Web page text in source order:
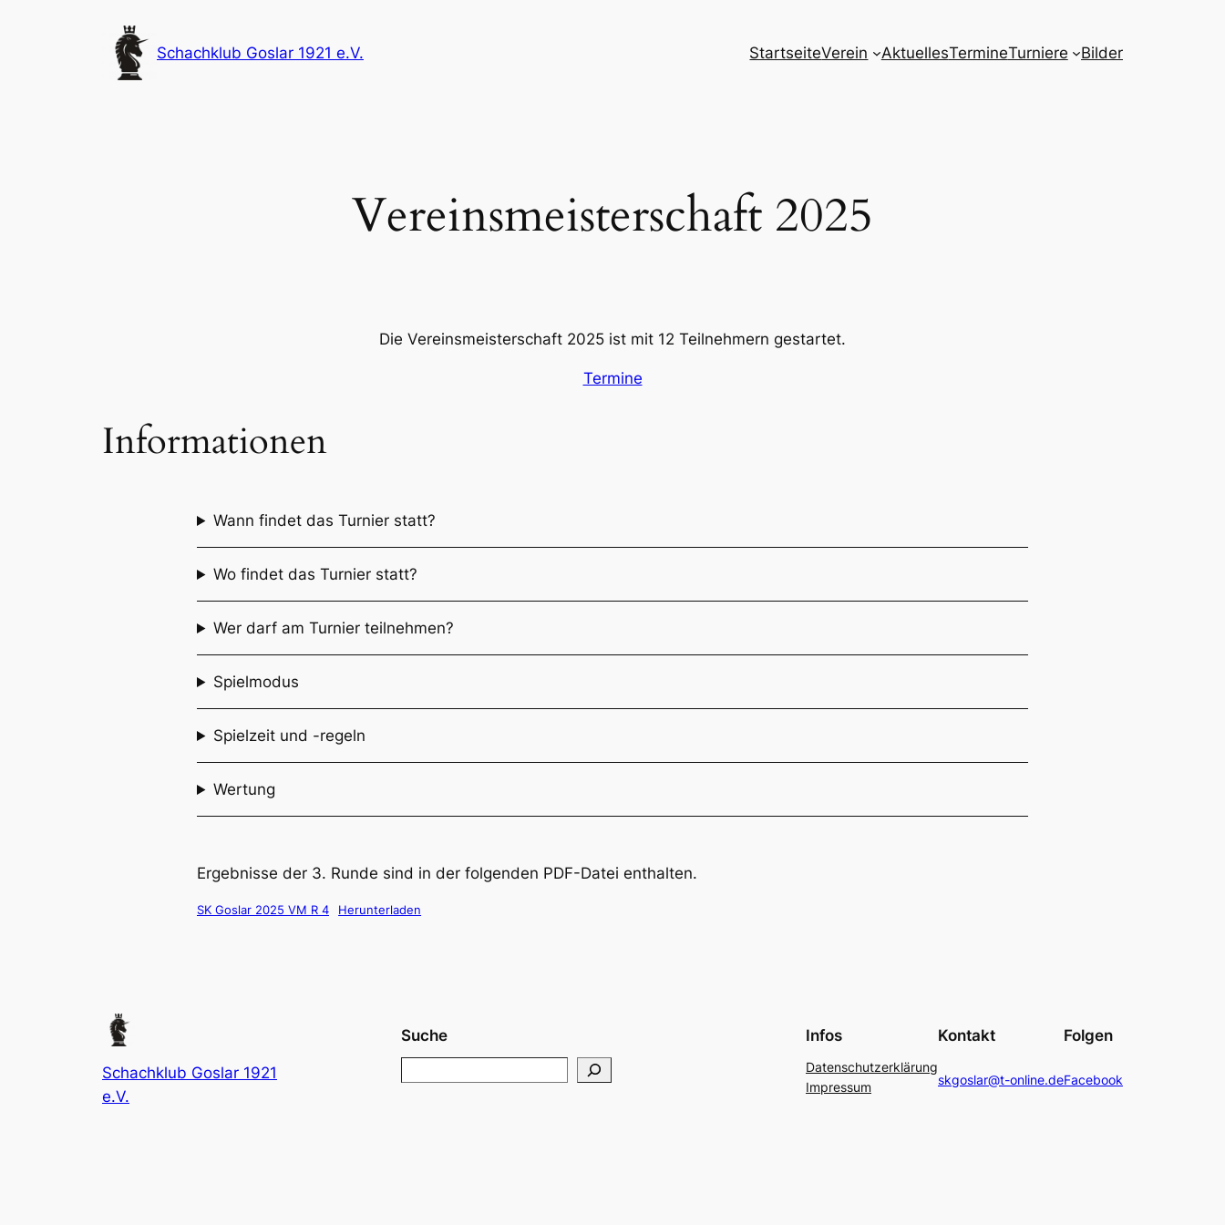
Schachklub Goslar 1921 e.V. StartseiteVerein AktuellesTermineTurniere Bilder
Vereinsmeisterschaft 2025
Die Vereinsmeisterschaft 2025 ist mit 12 Teilnehmern gestartet.
Termine
Informationen
Wann findet das Turnier statt?
Wo findet das Turnier statt?
Wer darf am Turnier teilnehmen?
Spielmodus
Spielzeit und -regeln
Wertung
Ergebnisse der 3. Runde sind in der folgenden PDF-Datei enthalten.
SK Goslar 2025 VM R 4 Herunterladen
Schachklub Goslar 1921
e.V.
Suche
Infos
Datenschutzerklärung
Impressum
Kontakt
skgoslar@t-online.de
Folgen
Facebook